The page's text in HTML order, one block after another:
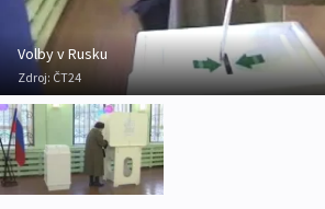
Volby v Rusku
Zdroj: ČT24